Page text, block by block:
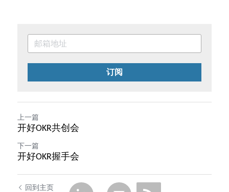
订阅
上一篇
开好OKR共创会
下一篇
开好OKR握手会
回到主页